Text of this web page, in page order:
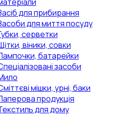
для прибирання
для миття посуду
серветки
віники, совки
батарейки
засоби
мішки, урні, баки
продукція
для дому